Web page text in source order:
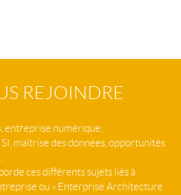
REJOINDRE
entreprise numérique,
maîtrise des données, opportunités
ces différents sujets liés à
ou « Enterprise Architecture